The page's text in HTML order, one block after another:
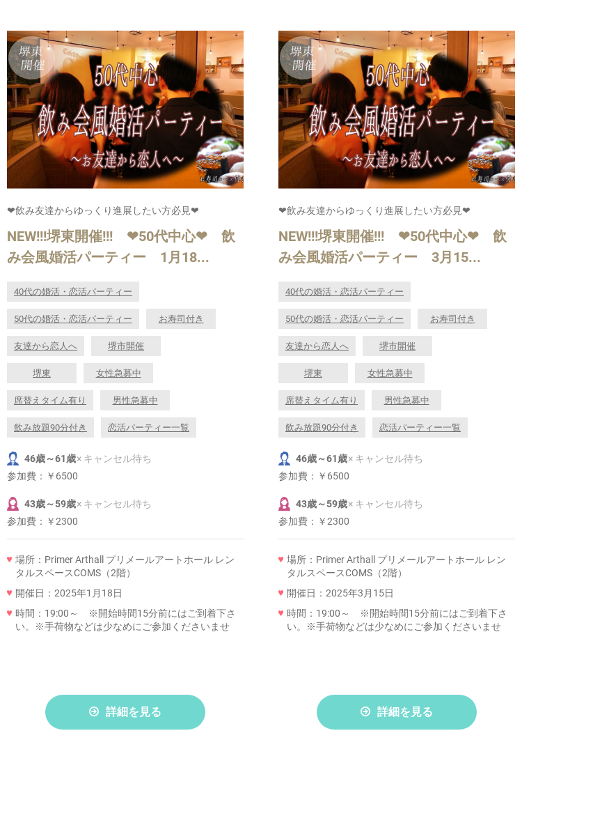
❤飲み友達からゆっくり進展したい方必見❤
NEW!!!堺東開催!!! ❤50代中心❤ 飲
み会風婚活パーティー 1月18...
40代の婚活・恋活パーティー
50代の婚活・恋活パーティー お寿司付き
友達から恋人へ 堺市開催
堺東 女性急募中
席替えタイム有り 男性急募中
飲み放題90分付き 恋活パーティー一覧
46歳～61歳× キャンセル待ち
参加費： ￥6500
43歳～59歳× キャンセル待ち
参加費： ￥2300
場所：Primer Arthall プリメールアートホール レン
タルスペースCOMS（2階）
開催日：2025年1月18日
時間：19:00～ ※開始時間15分前にはご到着下さ
い。※手荷物などは少なめにご参加くださいませ
詳細を見る
❤飲み友達からゆっくり進展したい方必見❤
NEW!!!堺東開催!!! ❤50代中心❤ 飲
み会風婚活パーティー 3月15...
40代の婚活・恋活パーティー
50代の婚活・恋活パーティー お寿司付き
友達から恋人へ 堺市開催
堺東 女性急募中
席替えタイム有り 男性急募中
飲み放題90分付き 恋活パーティー一覧
46歳～61歳× キャンセル待ち
参加費： ￥6500
43歳～59歳× キャンセル待ち
参加費： ￥2300
場所：Primer Arthall プリメールアートホール レン
タルスペースCOMS（2階）
開催日：2025年3月15日
時間：19:00～ ※開始時間15分前にはご到着下さ
い。※手荷物などは少なめにご参加くださいませ
詳細を見る